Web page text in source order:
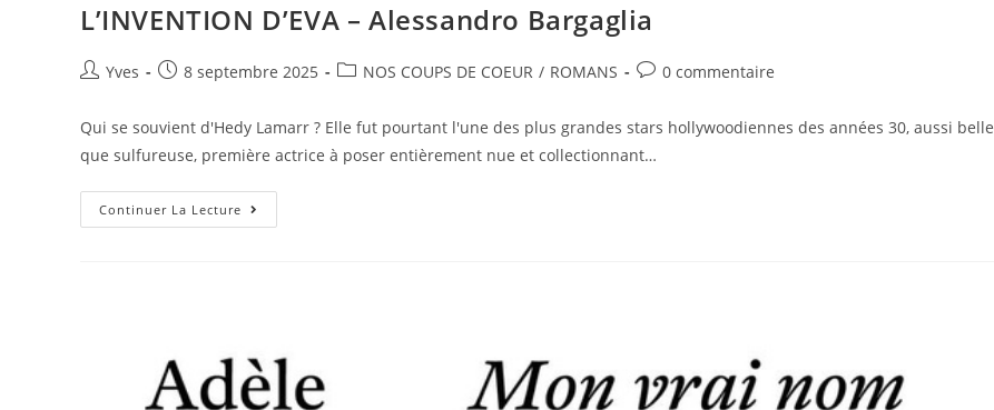
L’INVENTION D’EVA – Alessandro Bargaglia
Yves 8 septembre 2025 NOS COUPS DE COEUR / ROMANS 0 commentaire
Qui se souvient d'Hedy Lamarr ? Elle fut pourtant l'une des plus grandes stars hollywoodiennes des années 30, aussi belle
que sulfureuse, première actrice à poser entièrement nue et collectionnant…
Continuer La Lecture